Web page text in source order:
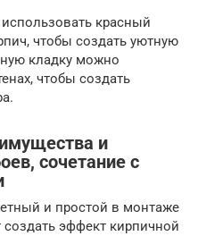
красный
чтобы создать уютную
кладку можно
чтобы создать
и
сочетание с
и простой в монтаже
эффект кирпичной